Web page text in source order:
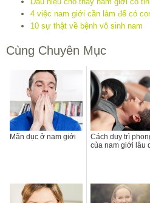
4 việc nam giới cần làm để có
10 sự thật về bệnh vô sinh nam
Cùng Chuyên Mục
Mãn dục ở nam giới
Cách duy trì
của nam giới lâu